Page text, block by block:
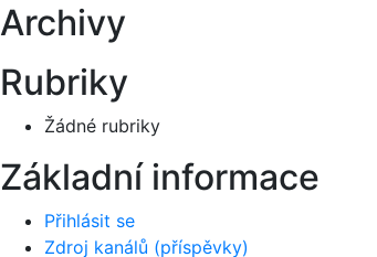
Archivy
Rubriky
Žádné rubriky
Základní informace
Přihlásit se
Zdroj kanálů (příspěvky)